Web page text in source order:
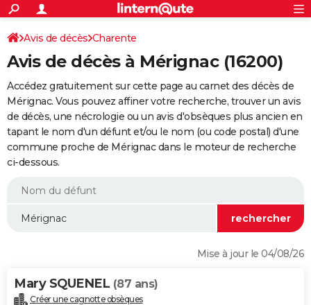
ACTUALITÉS
Politique
Société
Faits Divers
Education
Monde
Villes
+
SPORT
Coupe du monde 2026
Football
Tennis
Cyclisme
Rugby
Forum
Programme TV
TNTStreaming
Cinéma
Sorties cinéma
Musique
+
FINANCE
Retraite
Epargne
Immobilier
Risques naturels par ville
Assurance
AUTO
Essais
Réserver un essai
Citadines
Berlines
SUV
Forum auto
+HIGH-TECH
BRICOLAGE
WEEK-END
Alimentation
Guide de la santé
Maladies
Médicaments
Sommeil
VOYAGE
Connexion
Avis de décès Charente
Avis de décès à Mérignac (16200)
Accédez gratuitement sur cette page au carnet des décès de
Mérignac. Vous pouvez affiner votre recherche, trouver un avis
de décès, une nécrologie ou un avis d'obsèques plus ancien en
tapant le nom d'un défunt et/ou le nom (ou code postal) d'une
commune proche de Mérignac dans le moteur de recherche
ci-dessous.
Mise à jour le 04/08/26
Mary SQUENEL (87 ans)
Créer une cagnotte obsèques